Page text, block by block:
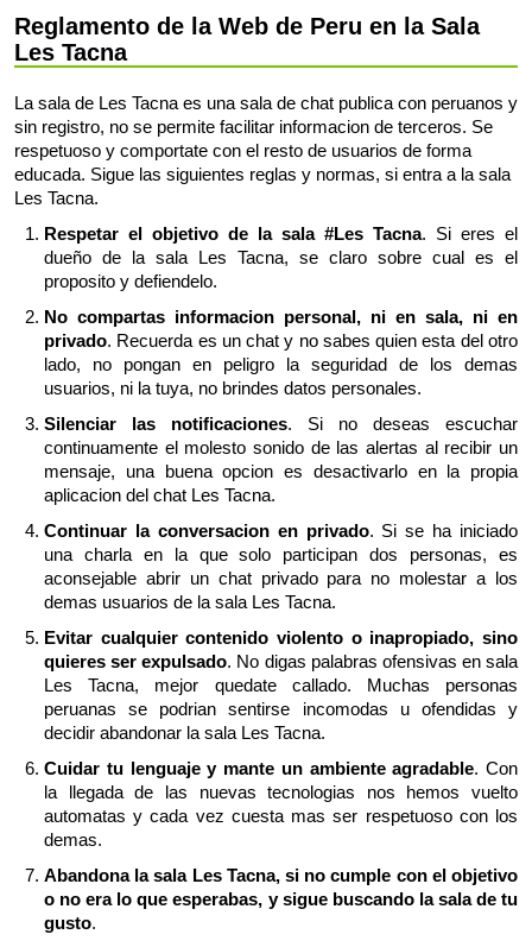
Reglamento de la Web de Peru en la Sala
Les Tacna
La sala de Les Tacna es una sala de chat publica con peruanos y
sin registro, no se permite facilitar informacion de terceros. Se
respetuoso y comportate con el resto de usuarios de forma
educada. Sigue las siguientes reglas y normas, si entra a la sala
Les Tacna.
Respetar el objetivo de la sala #Les Tacna. Si eres el
dueño de la sala Les Tacna, se claro sobre cual es el
proposito y defiendelo.
No compartas informacion personal, ni en sala, ni en
privado. Recuerda es un chat y no sabes quien esta del otro
lado, no pongan en peligro la seguridad de los demas
usuarios, ni la tuya, no brindes datos personales.
Silenciar las notificaciones. Si no deseas escuchar
continuamente el molesto sonido de las alertas al recibir un
mensaje, una buena opcion es desactivarlo en la propia
aplicacion del chat Les Tacna.
Continuar la conversacion en privado. Si se ha iniciado
una charla en la que solo participan dos personas, es
aconsejable abrir un chat privado para no molestar a los
demas usuarios de la sala Les Tacna.
Evitar cualquier contenido violento o inapropiado, sino
quieres ser expulsado. No digas palabras ofensivas en sala
Les Tacna, mejor quedate callado. Muchas personas
peruanas se podrian sentirse incomodas u ofendidas y
decidir abandonar la sala Les Tacna.
Cuidar tu lenguaje y mante un ambiente agradable. Con
la llegada de las nuevas tecnologias nos hemos vuelto
automatas y cada vez cuesta mas ser respetuoso con los
demas.
Abandona la sala Les Tacna, si no cumple con el objetivo
o no era lo que esperabas, y sigue buscando la sala de tu
gusto.